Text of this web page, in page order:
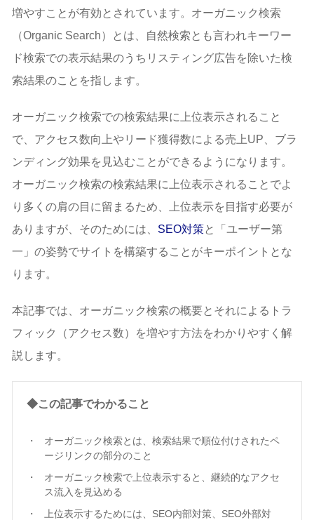
増やすことが有効とされています。オーガニック検索
（Organic Search）とは、自然検索とも言われキーワー
ド検索での表示結果のうちリスティング広告を除いた検
索結果のことを指します。
オーガニック検索での検索結果に上位表示されること
で、アクセス数向上やリード獲得数による売上UP、ブラ
ンディング効果を見込むことができるようになります。
オーガニック検索の検索結果に上位表示されることでよ
り多くの肩の目に留まるため、上位表示を目指す必要が
ありますが、そのためには、 SEO対策と「ユーザー第
一」の姿勢でサイトを構築することがキーポイントとな
ります。
本記事では、オーガニック検索の概要とそれによるトラ
フィック（アクセス数）を増やす方法をわかりやすく解
説します。
◆この記事でわかること
オーガニック検索とは、検索結果で順位付けされたペ
ージリンクの部分のこと
オーガニック検索で上位表示すると、継続的なアクセ
ス流入を見込める
上位表示するためには、SEO内部対策、SEO外部対